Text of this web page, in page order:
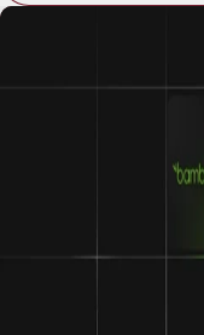
集成让 Remote
人力资源管理工具